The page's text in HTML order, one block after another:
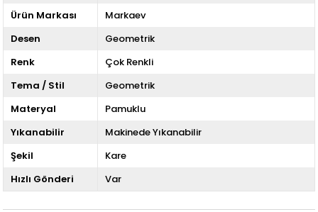
Ürün Markası
Markaev
Desen
Geometrik
Renk
Çok Renkli
Tema / Stil
Geometrik
Materyal
Pamuklu
Yıkanabilir
Makinede Yıkanabilir
Şekil
Kare
Hızlı Gönderi
Var